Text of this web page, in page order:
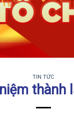
TIN TỨC
thành